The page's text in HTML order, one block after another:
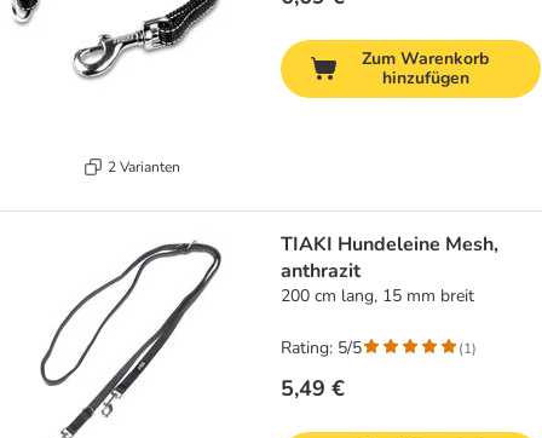
2 Varianten
Zum Warenkorb
hinzufügen
TIAKI Hundeleine Mesh,
anthrazit
200 cm lang, 15 mm breit
5,49 €
Rating: 5/5 (1)